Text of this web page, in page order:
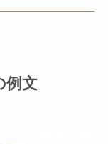
例文